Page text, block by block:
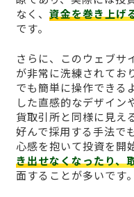
なく、 資金を巻き上げ
です。
さらに、このウェブサ
が非常に洗練されてお
でも簡単に操作できる
した直感的なデザイン
貨取引所と同様に見え
好んで採用する手法で
心感を抱いて投資を開
き出せなくなったり、
面することが多いです。